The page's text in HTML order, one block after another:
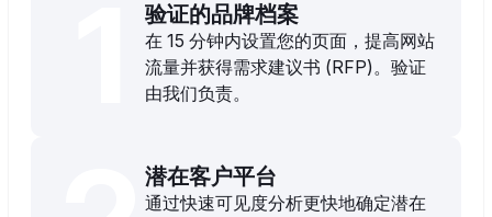
验证的品牌档案
在 15 分钟内设置您的页面，提高网站
流量并获得需求建议书 (RFP)。验证
由我们负责。
潜在客户平台
通过快速可见度分析更快地确定潜在